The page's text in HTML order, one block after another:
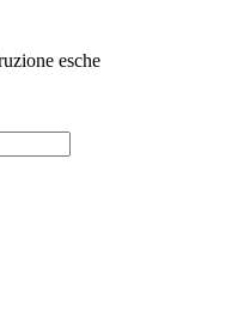
esche